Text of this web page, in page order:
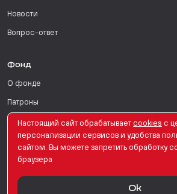
Новости
Вопрос-ответ
Фонд
О фонде
Патроны
Поддержать
Для СМИ
Настоящий сайт обрабатывает сookies с
персонализации сервисов и удобства
сайтом. Вы можете запретить обработку
браузера
Ok